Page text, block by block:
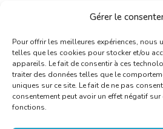
Gérer le
Pour offrir les meilleures expériences,
telles que les cookies pour stocker et/ou
appareils. Le fait de consentir à ces
traiter des données telles que le
uniques sur ce site. Le fait de ne pas
consentement peut avoir un effet négatif
fonctions.
• Externes : 85 €/personne